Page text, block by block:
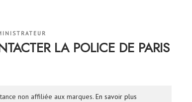
LA POLICE DE PARIS
non affiliée aux marques. En savoir plus